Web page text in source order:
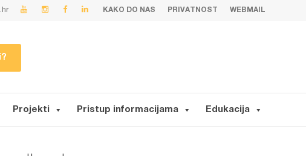
KAKO DO NAS PRIVATNOST WEBMAIL
Projekti Pristup informacijama Edukacija